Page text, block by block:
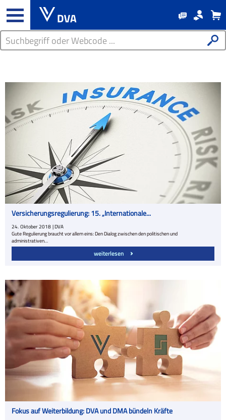
Versicherungsregulierung: 15. „Internationale...
24. Oktober 2018 | DVA
Gute Regulierung braucht vor allem eins: Den Dialog zwischen den politischen und
administrativen…
weiterlesen
Fokus auf Weiterbildung: DVA und DMA bündeln Kräfte